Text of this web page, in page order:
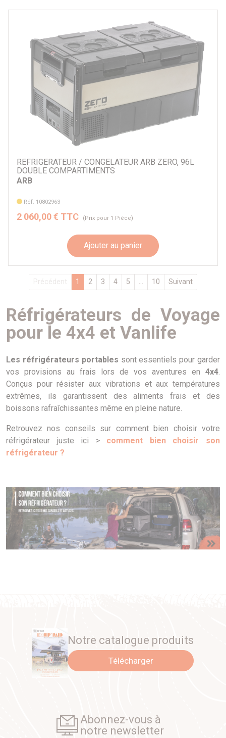
Réfrigérateurs de Voyage
pour le 4x4 et Vanlife
Les réfrigérateurs portables sont essentiels pour garder
vos provisions au frais lors de vos aventures en 4x4.
Conçus pour résister aux vibrations et aux températures
extrêmes, ils garantissent des aliments frais et des
boissons rafraîchissantes même en pleine nature.
Retrouvez nos conseils sur comment bien choisir votre
réfrigérateur juste ici > comment bien choisir son
réfrigérateur ?
REFRIGERATEUR / CONGELATEUR ARB ZERO, 96L
DOUBLE COMPARTIMENTS
ARB
Réf. 10802963
2 060,00 € TTC (Prix pour 1 Pièce)
Ajouter au panier
Précédent 1 2 3 4 5 ... 10 Suivant
Notre catalogue produits
Télécharger
Abonnez-vous à
notre newsletter